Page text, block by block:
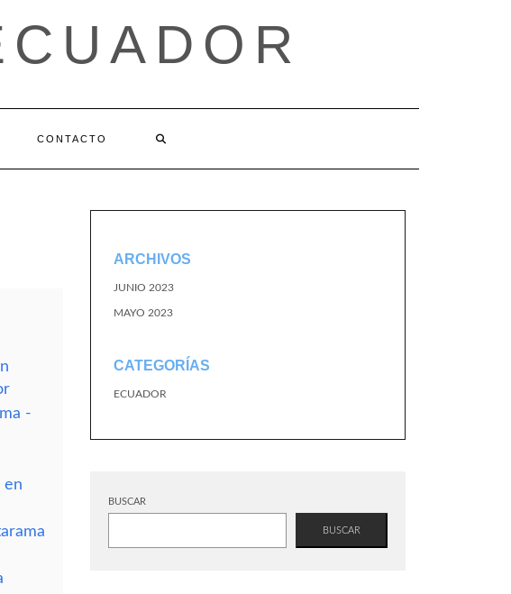
CONTACTO
-
en
ARCHIVOS
JUNIO 2023
MAYO 2023
CATEGORÍAS
ECUADOR
BUSCAR
BUSCAR